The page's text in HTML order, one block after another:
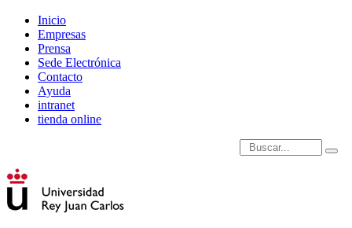
Inicio
Empresas
Prensa
Sede Electrónica
Contacto
Ayuda
intranet
tienda online
Introduce términos de